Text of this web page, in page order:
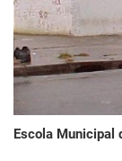
Escola Municipal